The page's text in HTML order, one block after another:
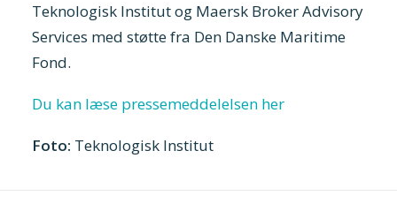
Teknologisk Institut og Maersk Broker Advisory
Services med støtte fra Den Danske Maritime
Fond.
Du kan læse pressemeddelelsen her
Foto: Teknologisk Institut